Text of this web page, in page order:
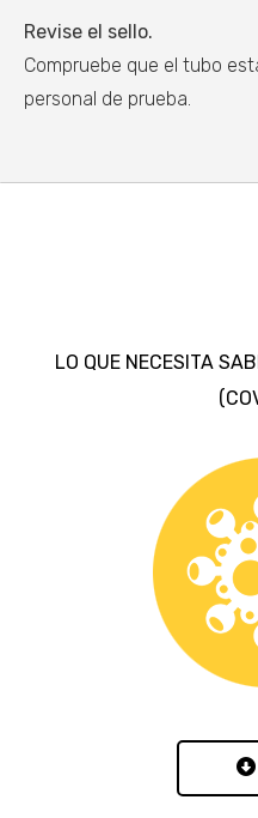
Revise el sello.
Compruebe que el tubo
personal de prueba.
LO QUE NECESITA